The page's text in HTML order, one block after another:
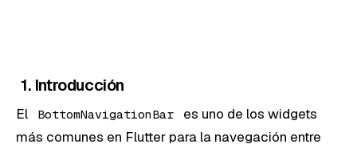
1. Introducción
El BottomNavigationBar
es uno de los widgets
más comunes en Flutter para la navegación entre